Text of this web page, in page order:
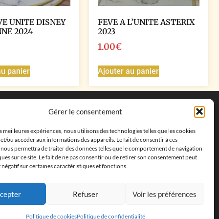
Gérer le consentement
meilleures expériences, nous utilisons des technologies telles que les cookies
ou accéder aux informations des appareils. Le fait de consentir à ces
permettra de traiter des données telles que le comportement de navigation
sur ce site. Le fait de ne pas consentir ou de retirer son consentement peut
sur certaines caractéristiques et fonctions.
Refuser Voir les préférences
Politique de cookiesPolitique de confidentialité
UNITE DISNEY
2024
panier
FEVE A L’UNITE ASTERIX
2023
1.00€
Ajouter au panier
Coordonnées
cléments, 13500 Martigues, France
Téléphone : ‭+33652313256‬
Email :feves.collecstore@gmail.com